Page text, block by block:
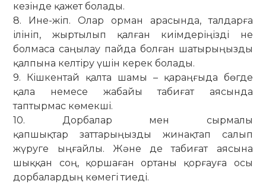
кезінде қажет болады.
8. Ине-жіп. Олар орман арасында, талдарға
ілініп, жыртылып қалған киімдеріңізді не
болмаса саңылау пайда болған шатырыңызды
қалпына келтіру үшін керек болады.
9. Кішкентай қалта шамы – қараңғыда бөгде
қала немесе жабайы табиғат аясында
таптырмас көмекші.
10. Дорбалар мен сырмалы
қапшықтар заттарыңызды жинақтап салып
жүруге ыңғайлы. Және де табиғат аясына
шыққан соң, қоршаған ортаны қорғауға осы
дорбалардың көмегі тиеді.